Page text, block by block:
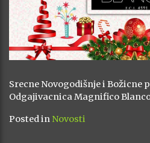
Srecne Novogodišnje i Božicne
Odgajivacnica Magnifico
Posted in Novosti